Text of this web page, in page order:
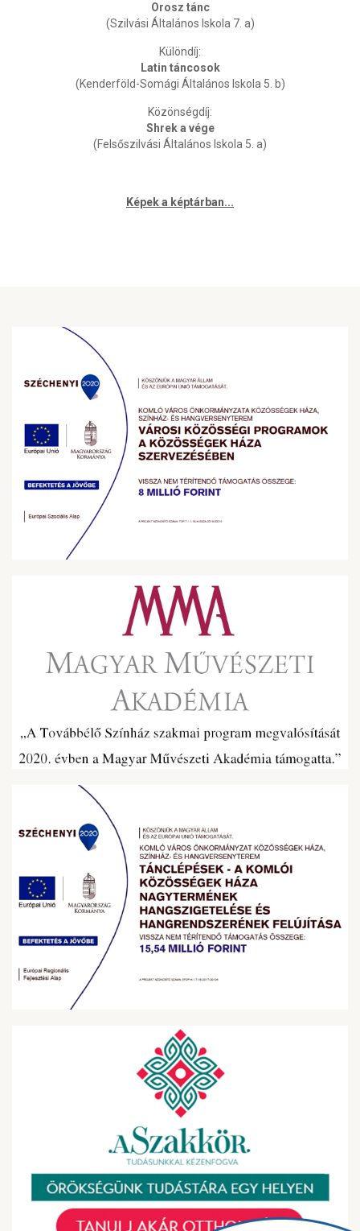
Orosz tánc
(Szilvási Általános Iskola 7. a)
Különdíj:
Latin táncosok
(Kenderföld-Somági Általános Iskola 5. b)
Közönségdíj:
Shrek a vége
(Felsőszilvási Általános Iskola 5. a)
Képek a képtárban...